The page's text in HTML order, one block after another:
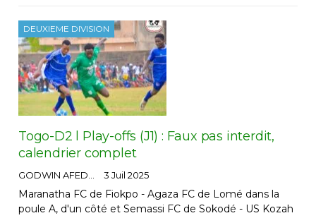
DEUXIEME DIVISION
Togo-D2 l Play-offs (J1) : Faux pas interdit,
calendrier complet
3 Juil 2025
Maranatha FC de Fiokpo - Agaza FC de Lomé dans la
poule A, d'un côté et Semassi FC de Sokodé - US Kozah